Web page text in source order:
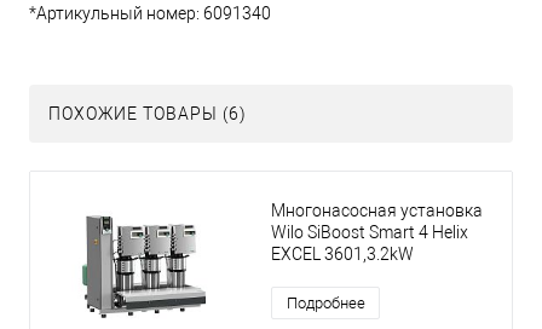
*Артикульный номер: 6091340
ПОХОЖИЕ ТОВАРЫ (6)
Многонасосная установка
Wilo SiBoost Smart 4 Helix
EXCEL 3601,3.2kW
Подробнее